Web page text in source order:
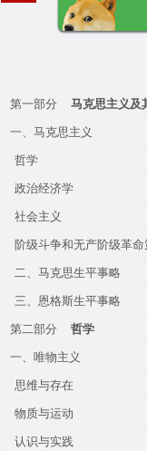
第一部分 马克思主义及
一、马克思主义
哲学
政治经济学
社会主义
阶级斗争和无产阶级革命
二、马克思生平事略
三、恩格斯生平事略
第二部分
哲学
一、唯物主义
思维与存在
物质与运动
认识与实践